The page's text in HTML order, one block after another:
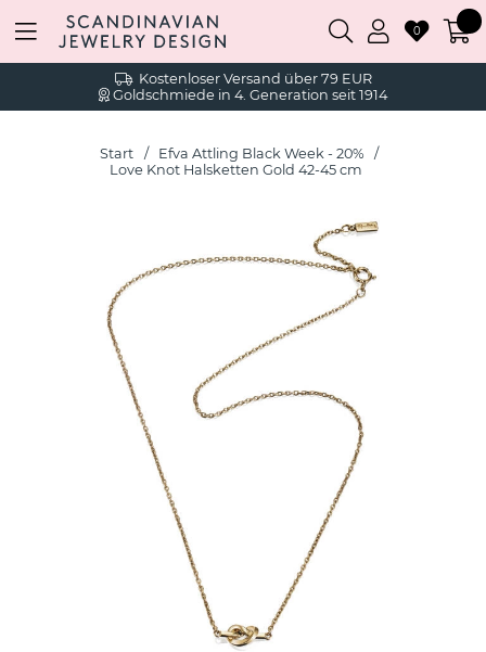
Kostenloser Versand über 79 EUR
Goldschmiede in 4. Generation seit 1914
0
Start
Efva Attling Black Week - 20%
Love Knot Halsketten Gold 42-45 cm